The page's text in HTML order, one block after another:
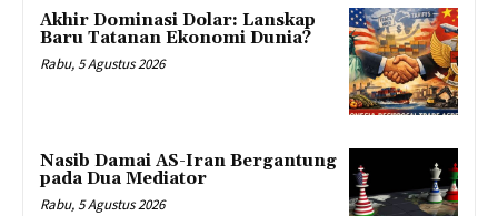
Akhir Dominasi Dolar: Lanskap
Baru Tatanan Ekonomi Dunia?
Rabu, 5 Agustus 2026
Nasib Damai AS-Iran Bergantung
pada Dua Mediator
Rabu, 5 Agustus 2026